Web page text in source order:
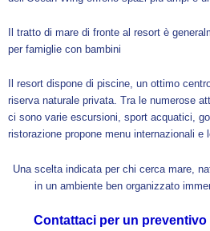
Il tratto di mare di fronte al resort è
per famiglie con bambini
Il resort dispone di piscine, un ottimo
riserva naturale privata. Tra le numerose
ci sono varie escursioni, sport acquatici,
ristorazione propone menu internazionali e
Una scelta indicata per chi cerca mare,
in un ambiente ben organizzato
Contattaci per un